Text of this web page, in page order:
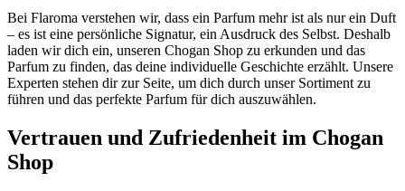
Bei Flaroma verstehen wir, dass ein Parfum mehr ist als nur ein Duft
– es ist eine persönliche Signatur, ein Ausdruck des Selbst. Deshalb
laden wir dich ein, unseren Chogan Shop zu erkunden und das
Parfum zu finden, das deine individuelle Geschichte erzählt. Unsere
Experten stehen dir zur Seite, um dich durch unser Sortiment zu
führen und das perfekte Parfum für dich auszuwählen.
Vertrauen und Zufriedenheit im Chogan
Shop